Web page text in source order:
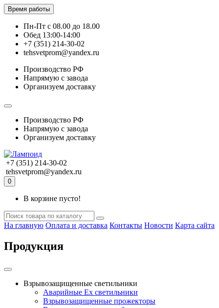
Время работы
Пн-Пт с 08.00 до 18.00
Обед 13:00-14:00
+7 (351) 214-30-02
tehsvetprom@yandex.ru
Производство РФ
Напрямую с завода
Организуем доставку
Производство РФ
Напрямую с завода
Организуем доставку
+7 (351) 214-30-02
tehsvetprom@yandex.ru
0
В корзине пусто!
На главную Оплата и доставка Контакты Новости Карта сайта
Продукция
Взрывозащищенные светильники
Аварийные Ex светильники
Взрывозащищенные прожекторы